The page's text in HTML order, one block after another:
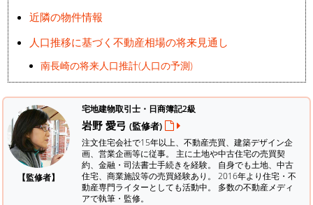
近隣の物件情報
人口推移に基づく不動産相場の将来見通し
南長崎の将来人口推計(人口の予測)
【監修者】
宅地建物取引士・日商簿記2級
岩野 愛弓 (監修者)
注文住宅会社で15年以上、不動産売買、建築デザイン企
画、営業企画等に従事。 主に土地や中古住宅の売買契
約、金融・司法書士手続きを経験。 自身でも土地、中古
住宅、商業施設等の売買経験あり。 2016年より住宅・不
動産専門ライターとしても活動中。 多数の不動産メディ
アで執筆・監修。